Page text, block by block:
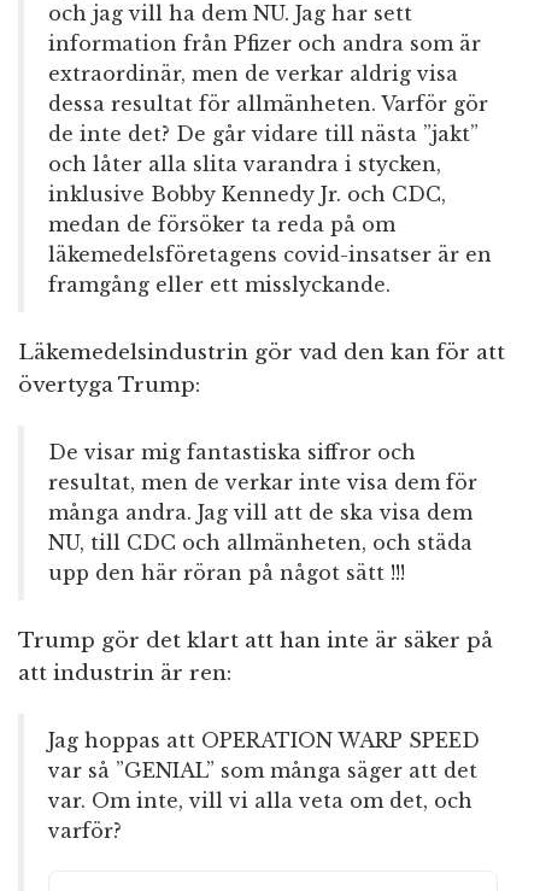
och jag vill ha dem NU. Jag har sett
information från Pfizer och andra som är
extraordinär, men de verkar aldrig visa
dessa resultat för allmänheten. Varför gör
de inte det? De går vidare till nästa ”jakt”
och låter alla slita varandra i stycken,
inklusive Bobby Kennedy Jr. och CDC,
medan de försöker ta reda på om
läkemedelsföretagens covid-insatser är en
framgång eller ett misslyckande.
Läkemedelsindustrin gör vad den kan för att
övertyga Trump:
De visar mig fantastiska siffror och
resultat, men de verkar inte visa dem för
många andra. Jag vill att de ska visa dem
NU, till CDC och allmänheten, och städa
upp den här röran på något sätt !!!
Trump gör det klart att han inte är säker på
att industrin är ren:
Jag hoppas att OPERATION WARP SPEED
var så ”GENIAL” som många säger att det
var. Om inte, vill vi alla veta om det, och
varför?